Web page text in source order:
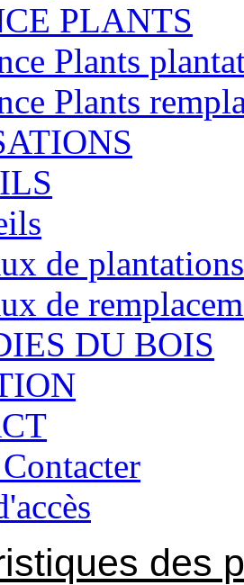
PLANTS
Plants
Plants
de plantations
de
DU BOIS
des